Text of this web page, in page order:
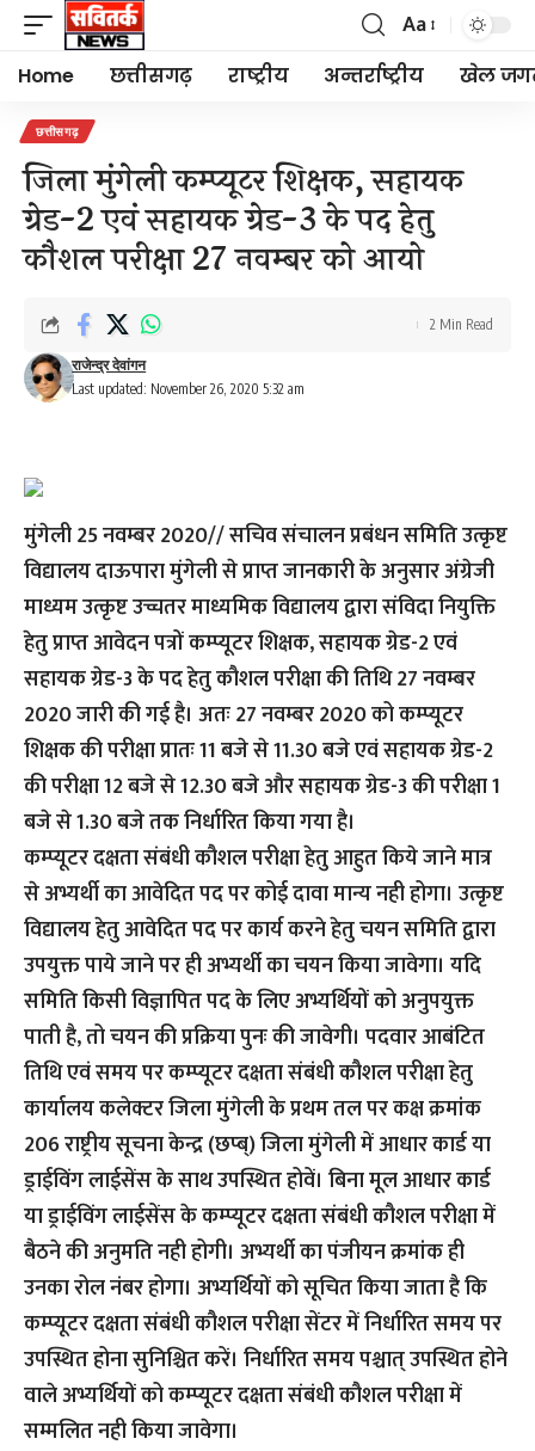
Font
Resizer
Aa
Home छत्तीसगढ़ राष्ट्रीय अन्तर्राष्ट्रीय खेल
छत्तीसगढ़
जिला मुंगेली कम्प्यूटर शिक्षक, सहायक
ग्रेड-2 एवं सहायक ग्रेड-3 के पद हेतु
कौशल परीक्षा 27 नवम्बर को आयो
Last updated: November 26, 2020 5:32 am
राजेन्द्र देवांगन
2 Min Read
मुंगेली 25 नवम्बर 2020// सचिव संचालन प्रबंधन समिति उत्कृष्ट
विद्यालय दाऊपारा मुंगेली से प्राप्त जानकारी के अनुसार अंग्रेजी
माध्यम उत्कृष्ट उच्चतर माध्यमिक विद्यालय द्वारा संविदा नियुक्ति
हेतु प्राप्त आवेदन पत्रों कम्प्यूटर शिक्षक, सहायक ग्रेड-2 एवं
सहायक ग्रेड-3 के पद हेतु कौशल परीक्षा की तिथि 27 नवम्बर
2020 जारी की गई है। अतः 27 नवम्बर 2020 को कम्प्यूटर
शिक्षक की परीक्षा प्रातः 11 बजे से 11.30 बजे एवं सहायक ग्रेड-2
की परीक्षा 12 बजे से 12.30 बजे और सहायक ग्रेड-3 की परीक्षा 1
बजे से 1.30 बजे तक निर्धारित किया गया है।
कम्प्यूटर दक्षता संबंधी कौशल परीक्षा हेतु आहुत किये जाने मात्र
से अभ्यर्थी का आवेदित पद पर कोई दावा मान्य नही होगा। उत्कृष्ट
विद्यालय हेतु आवेदित पद पर कार्य करने हेतु चयन समिति द्वारा
उपयुक्त पाये जाने पर ही अभ्यर्थी का चयन किया जावेगा। यदि
समिति किसी विज्ञापित पद के लिए अभ्यर्थियों को अनुपयुक्त
पाती है, तो चयन की प्रक्रिया पुनः की जावेगी। पदवार आबंटित
तिथि एवं समय पर कम्प्यूटर दक्षता संबंधी कौशल परीक्षा हेतु
कार्यालय कलेक्टर जिला मुंगेली के प्रथम तल पर कक्ष क्रमांक
206 राष्ट्रीय सूचना केन्द्र (छप्ब्) जिला मुंगेली में आधार कार्ड या
ड्राईविंग लाईसेंस के साथ उपस्थित होवें। बिना मूल आधार कार्ड
या ड्राईविंग लाईसेंस के कम्प्यूटर दक्षता संबंधी कौशल परीक्षा में
बैठने की अनुमति नही होगी। अभ्यर्थी का पंजीयन क्रमांक ही
उनका रोल नंबर होगा। अभ्यर्थियों को सूचित किया जाता है कि
कम्प्यूटर दक्षता संबंधी कौशल परीक्षा सेंटर में निर्धारित समय पर
उपस्थित होना सुनिश्चित करें। निर्धारित समय पश्चात् उपस्थित होने
वाले अभ्यर्थियों को कम्प्यूटर दक्षता संबंधी कौशल परीक्षा में
सम्मलित नही किया जावेगा।